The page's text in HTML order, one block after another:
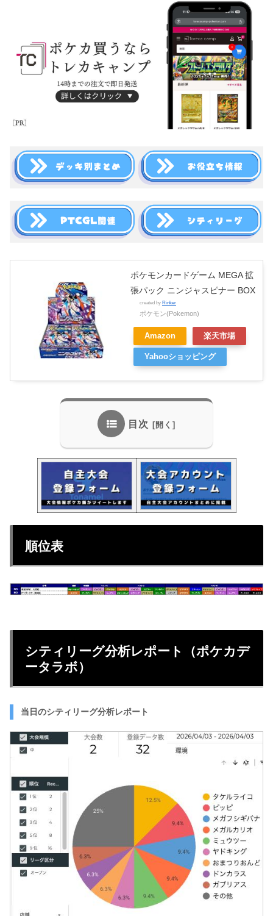
ポケモンカードゲーム MEGA 拡
張パック ニンジャスピナー BOX
created by Rinker
ポケモン(Pokemon)
Amazon 楽天市場
Yahooショッピング
目次
順位表
シティリーグ分析レポート（ポケカデ
ータラボ）
当日のシティリーグ分析レポート